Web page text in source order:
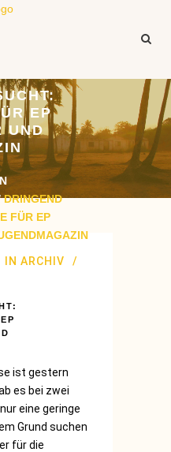
EP
UND
DRINGEND
FÜR EP
IN ARCHIV
ist gestern
es bei zwei
eine geringe
Grund suchen
für die